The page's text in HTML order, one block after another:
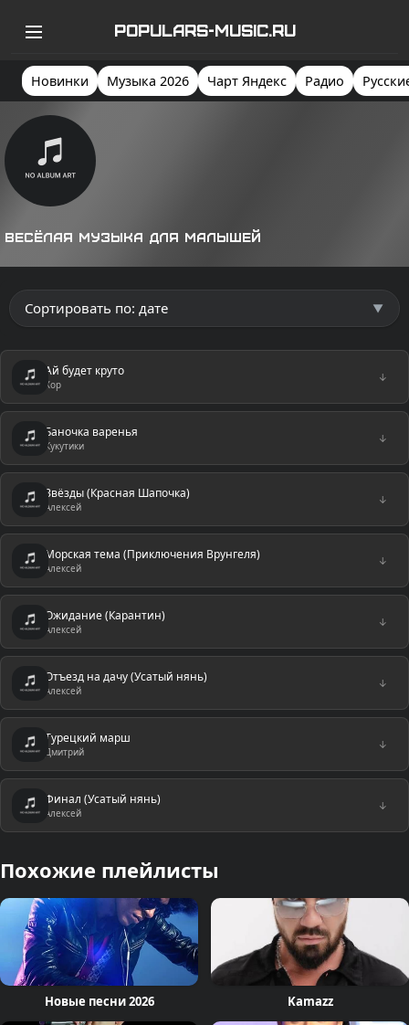
POPULARS-MUSIC.RU
Новинки Музыка 2026 Чарт Яндекс Радио
Весёлая музыка для малышей
Ай будет круто
Хор
↓
Баночка варенья
Кукутики
↓
Звёзды (Красная Шапочка)
Алексей
↓
Морская тема (Приключения Врунгеля)
Алексей
↓
Ожидание (Карантин)
Алексей
↓
Отъезд на дачу (Усатый нянь)
Алексей
↓
Турецкий марш
Дмитрий
↓
Финал (Усатый нянь)
Алексей
↓
Похожие плейлисты
Новые песни 2026 Kamazz